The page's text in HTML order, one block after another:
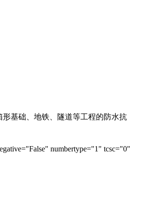
基础、地铁、隧道等工程的防水抗
numbertype="1" tcsc="0"